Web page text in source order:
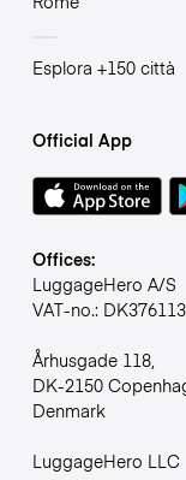
Esplora +150 città
Official App
Offices:
LuggageHero A/S
VAT-no.:
Århusgade 118,
DK-2150
Denmark
LuggageHero LLC